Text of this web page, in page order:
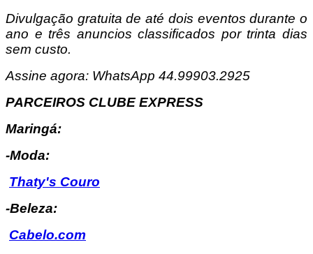
Divulgação gratuita de até dois eventos durante o
ano e três anuncios classificados por trinta dias
sem custo.
Assine agora: WhatsApp 44.99903.2925
PARCEIROS CLUBE EXPRESS
Maringá:
-Moda:
Thaty's Couro
-Beleza:
Cabelo.com